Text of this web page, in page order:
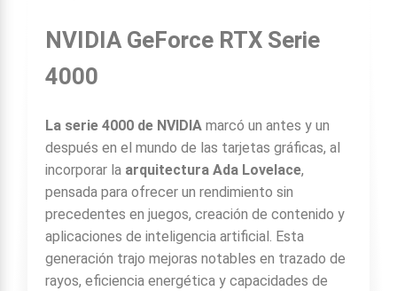
NVIDIA GeForce RTX Serie
4000
La serie 4000 de NVIDIA marcó un antes y un
después en el mundo de las tarjetas gráficas, al
incorporar la arquitectura Ada Lovelace,
pensada para ofrecer un rendimiento sin
precedentes en juegos, creación de contenido y
aplicaciones de inteligencia artificial. Esta
generación trajo mejoras notables en trazado de
rayos, eficiencia energética y capacidades de